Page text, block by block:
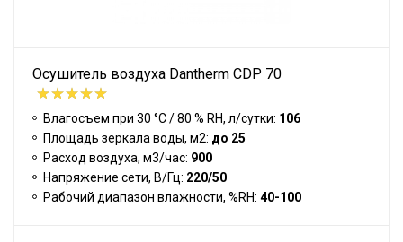
Осушитель воздуха Dantherm CDP 70
Влагосъем при 30 °С / 80 % RH, л/сутки: 106
Площадь зеркала воды, м2: до 25
Расход воздуха, м3/час: 900
Напряжение сети, В/Гц: 220/50
Рабочий диапазон влажности, %RH: 40-100